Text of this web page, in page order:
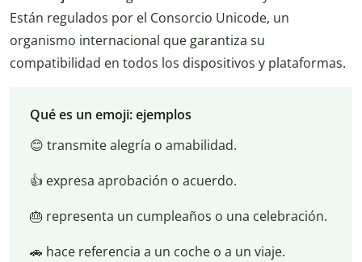
Están regulados por el Consorcio Unicode, un
organismo internacional que garantiza su
compatibilidad en todos los dispositivos y plataformas.
Qué es un emoji: ejemplos
😊 transmite alegría o amabilidad.
👍 expresa aprobación o acuerdo.
🎂 representa un cumpleaños o una celebración.
🚗 hace referencia a un coche o a un viaje.